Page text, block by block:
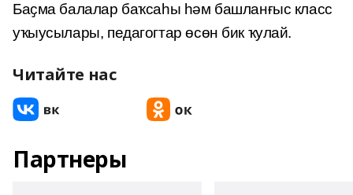
Баҫма балалар баҡсаһы һәм башланғыс класс
уҡыусылары, педагогтар өсөн бик ҡулай.
Читайте нас
Партнеры